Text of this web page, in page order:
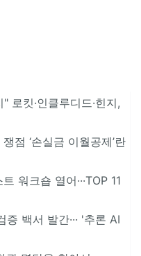
로킷·인클루디드·힌지,
점 ‘손실금 이월공제’란
워크숍 열어···TOP 11
백서 발간··· '추론 AI